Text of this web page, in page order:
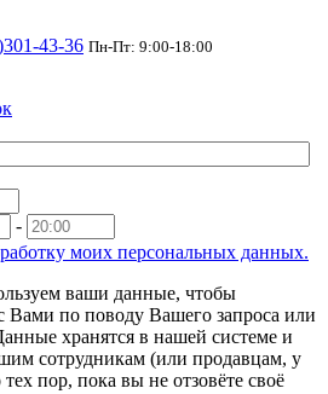
43-36 Пн-Пт: 9:00-18:00
-
моих персональных данных.
ваши данные, чтобы
Вами по поводу Вашего запроса или
хранятся в нашей системе и
сотрудникам (или продавцам, у
пор, пока вы не отзовёте своё